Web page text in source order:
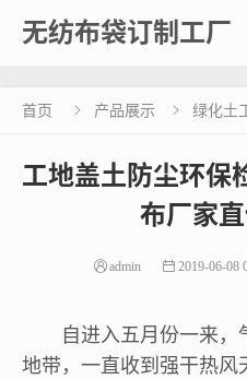
无纺布袋订制工厂
首页  产品展示  绿化土
工地盖土防尘环保
布厂家
admin 2019-06-08
自进入五月份一来，
地带，一直收到强干热风